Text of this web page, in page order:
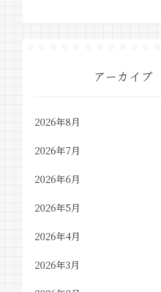
アーカイブ
2026年8月
2026年7月
2026年6月
2026年5月
2026年4月
2026年3月